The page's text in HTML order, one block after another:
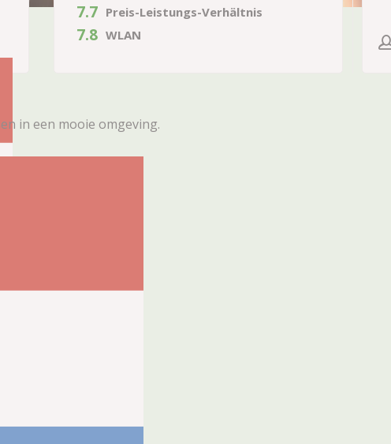
Preis-Leistungs-Verhältnis
7.7
WLAN
7.8
in een mooie omgeving.